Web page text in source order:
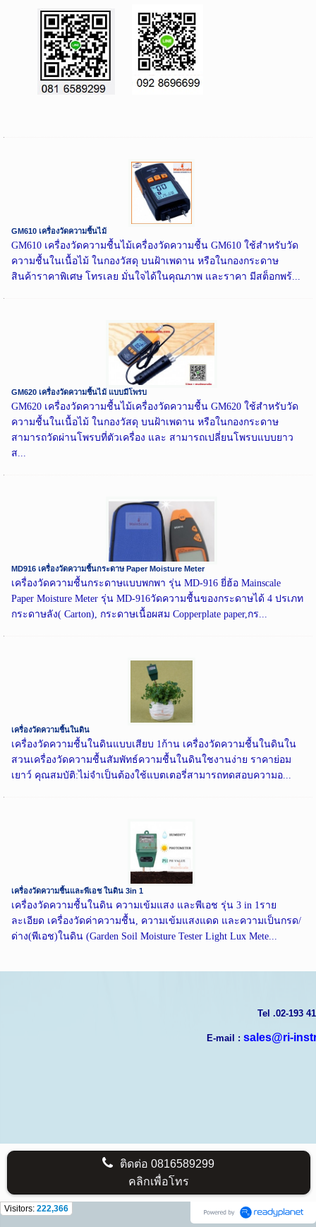
GM610 เครื่องวัดความชื้นไม้
GM610 เครื่องวัดความชื้นไม้เครื่องวัดความชื้น GM610 ใช้สำหรับวัด
ความชื้นในเนื้อไม้ ในกองวัสดุ บนฝ้าเพดาน หรือในกองกระดาษ
สินค้าราคาพิเศษ โทรเลย มั่นใจได้ในคุณภาพ และราคา มีสต็อกพร้...
GM620 เครื่องวัดความชื้นไม้ แบบมีโพรบ
GM620 เครื่องวัดความชื้นไม้เครื่องวัดความชื้น GM620 ใช้สำหรับวัด
ความชื้นในเนื้อไม้ ในกองวัสดุ บนฝ้าเพดาน หรือในกองกระดาษ
สามารถวัดผ่านโพรบที่ตัวเครื่อง และ สามารถเปลี่ยนโพรบแบบยาว
ส...
MD916 เครื่องวัดความชื้นกระดาษ Paper Moisture Meter
เครื่องวัดความชื้นกระดาษแบบพกพา รุ่น MD-916 ยี่ฮ้อ Mainscale
Paper Moisture Meter รุ่น MD-916วัดความชื้นของกระดาษได้ 4 ปรเภท
กระดาษลัง( Carton), กระดาษเนื้อผสม Copperplate paper,กร...
เครื่องวัดความชื้นในดิน
เครื่องวัดความชื้นในดินแบบเสียบ 1ก้าน เครื่องวัดความชื้นในดินใน
สวนเครื่องวัดความชื้นสัมพัทธ์ความชื้นในดินใชงานง่าย ราคาย่อม
เยาว์ คุณสมบัติ:ไม่จำเป็นต้องใช้แบตเตอรี่สามารถทดสอบความอ...
เครื่องวัดความชื้นและพีเอช ในดิน 3in 1
เครื่องวัดความชื้นในดิน ความเข้มแสง และพีเอช รุ่น 3 in 1ราย
ละเอียด เครื่องวัดค่าความชื้น, ความเข้มแสงแดด และความเป็นกรด/
ด่าง(พีเอช)ในดิน (Garden Soil Moisture Tester Light Lux Mete...
Tel .02-193
E-mail : sales@ri-
ติดต่อ0816589299
คลิกเพื่อโทร
Visitors: 222,366